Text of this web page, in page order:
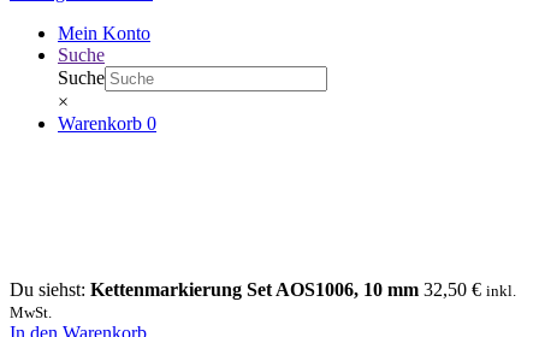
Mein Konto
Suche
Suche
×
Warenkorb 0
Du siehst: Kettenmarkierung Set AOS1006, 10 mm 32,50 € inkl.
MwSt.
In den Warenkorb